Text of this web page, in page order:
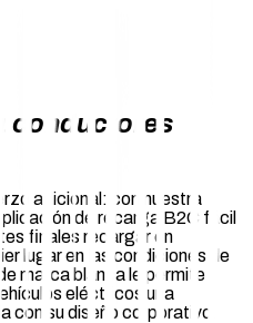
conductores
adicional: con nuestra
de recarga B2C fácil
finales recargar en
lugar en las condiciones de
marca blanca le permite
eléctricos una
con su diseño corporativo.